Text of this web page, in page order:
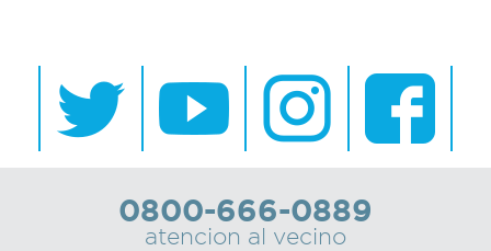
0800-666-0889
atencion al vecino